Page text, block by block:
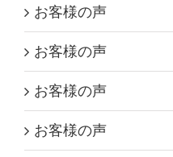
お客様の声
お客様の声
お客様の声
お客様の声